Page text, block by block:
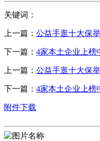
关键词：
上一篇： 公益手逛十大保举
下一篇： 4家本土企业上榜
上一篇： 公益手逛十大保举
下一篇： 4家本土企业上榜
附件下载